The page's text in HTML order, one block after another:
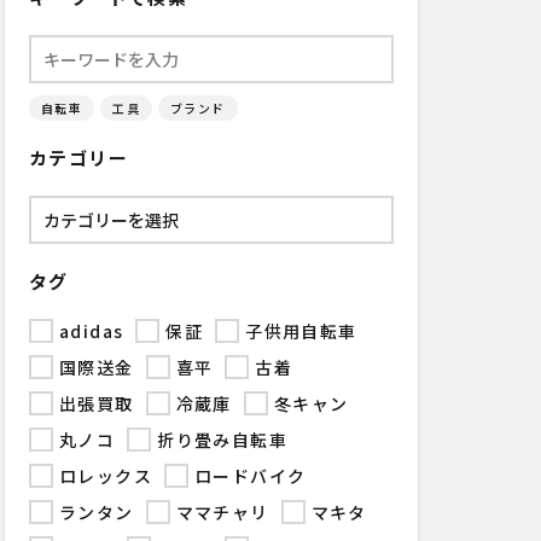
自転車 工具 ブランド
カテゴリー
タグ
adidas 保証
子供用自転車
国際送金
喜平
古着
出張買取
冷蔵庫
冬キャン
丸ノコ
折り畳み自転車
ロレックス
ロードバイク
ランタン
ママチャリ
マキタ